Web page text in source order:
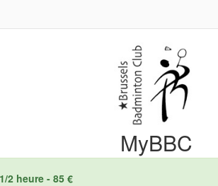
MyBBC
2 heure - 85 €